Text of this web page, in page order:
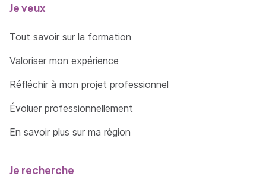
Je veux
Tout savoir sur la formation
Valoriser mon expérience
Réfléchir à mon projet professionnel
Évoluer professionnellement
En savoir plus sur ma région
Je recherche